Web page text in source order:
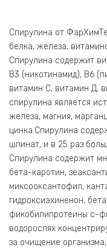
Спирулина от
белка, железа,
Спирулина содержит
В3 (никотинамид), В6
витамин С, витамин Д,
спирулина является
железа, магния,
цинка.Спирулина
шпинат, и в 25 раз
Спирулина содержит
бета-каротин,
миксооксантофил,
гидроксиэхиненон,
фикобилипротеины с-
водорослях
за очищение